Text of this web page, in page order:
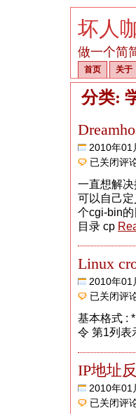
坏人
做一个简
首页 关于
分类:
2010年01
Dreamhost
空
间
高
级
应
用
已关闭评
一直想解
可以自己
个cgi-bin
目录 cp
Linux
2010年01
Linux
crontab
命
令
格
与
详
细
例
已关闭评
基本格
令 第1列表
IP地址
2010年01
IP
地
已关闭评